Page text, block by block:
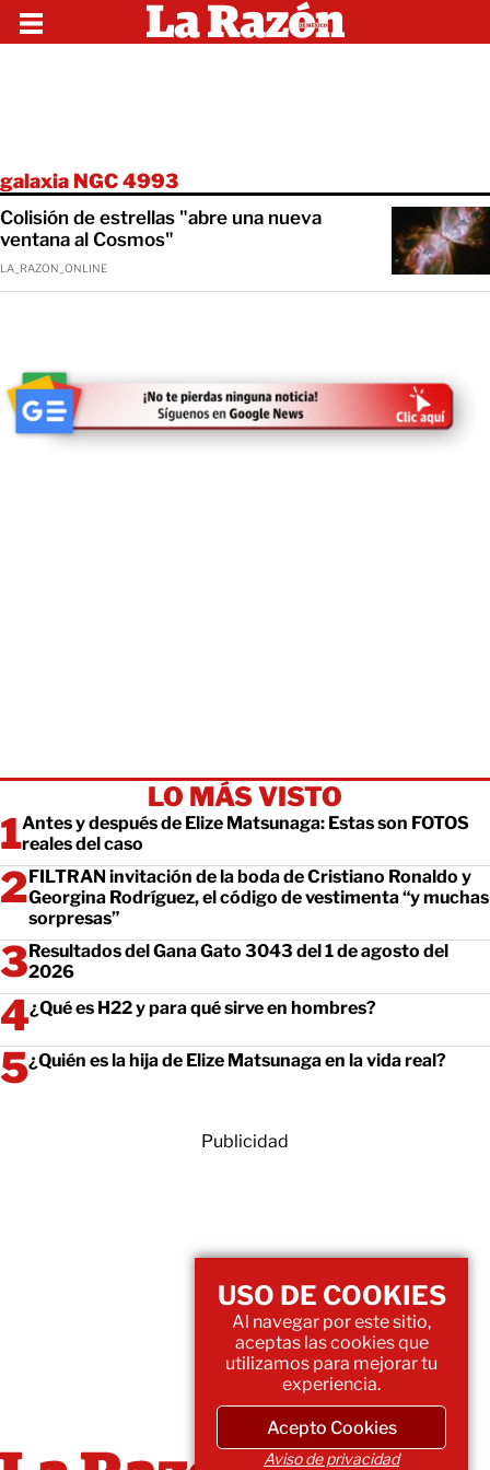
galaxia NGC 4993
Colisión de estrellas "abre una nueva
ventana al Cosmos"
LA_RAZON_ONLINE
LO MÁS VISTO
Antes y después de Elize Matsunaga: Estas son FOTOS
reales del caso
FILTRAN invitación de la boda de Cristiano Ronaldo y
Georgina Rodríguez, el código de vestimenta “y muchas
sorpresas”
Resultados del Gana Gato 3043 del 1 de agosto del
2026
¿Qué es H22 y para qué sirve en hombres?
¿Quién es la hija de Elize Matsunaga en la vida real?
Publicidad
USO DE COOKIES
Al navegar por este sitio,
aceptas las cookies que
utilizamos para mejorar tu
experiencia.
Acepto Cookies
Aviso de privacidad